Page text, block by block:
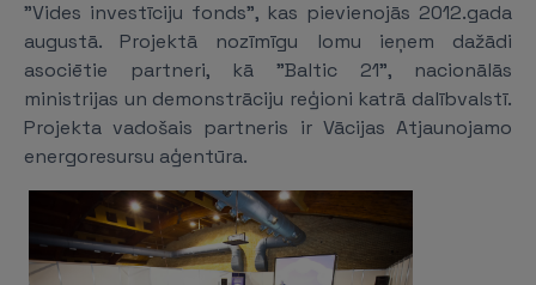
"Vides investīciju fonds", kas pievienojās 2012.gada
augustā. Projektā nozīmīgu lomu ieņem dažādi
asociētie partneri, kā "Baltic 21", nacionālās
ministrijas un demonstrāciju reģioni katrā dalībvalstī.
Projekta vadošais partneris ir Vācijas Atjaunojamo
energoresursu aģentūra.